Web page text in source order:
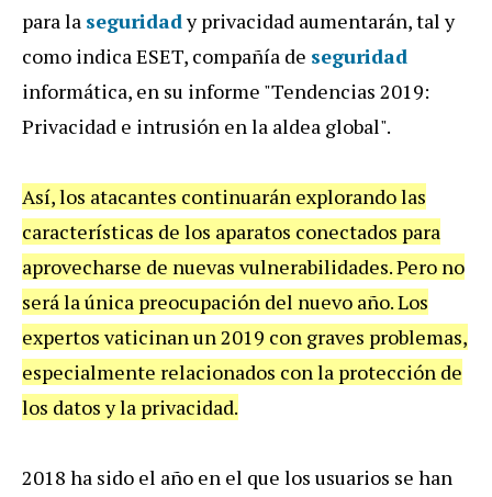
para la seguridady privacidad aumentarán, tal y
como indica ESET, compañía de seguridad
informática, en su informe "Tendencias 2019:
Privacidad e intrusión en la aldea global".
Así, los atacantes continuarán explorando las
características de los aparatos conectados para
aprovecharse de nuevas vulnerabilidades. Pero no
será la única preocupación del nuevo año. Los
expertos vaticinan un 2019 con graves problemas,
especialmente relacionados con la protección de
los datos y la privacidad.
2018 ha sido el año en el que los usuarios se han